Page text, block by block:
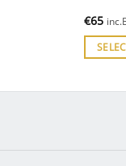
€65